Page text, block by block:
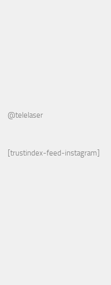
@telelaser
[trustindex-feed-instagram]